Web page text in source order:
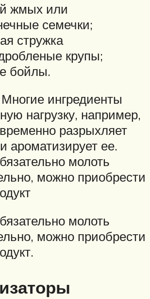
жмых или
семечки;
стружка
крупы;
бойлы.
ингредиенты
нагрузку, например,
разрыхляет
ароматизирует ее.
молоть
можно приобрести
молоть
можно приобрести